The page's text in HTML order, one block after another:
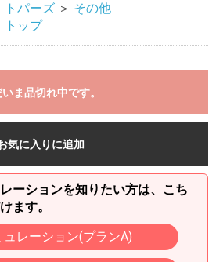
トパーズ ＞ その他
トップ
ま品切れ中です。
気に入りに追加
ーションを知りたい方は、こち
ます。
ュレーション(プランA)